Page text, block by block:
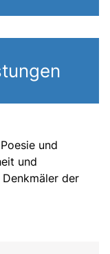
und
und
der